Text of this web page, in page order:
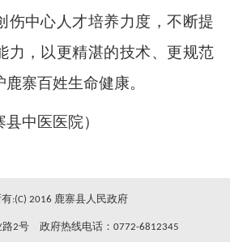
伤中心人才培养力度，不断提
力，以更精湛的技术、更规范
寨百姓生命健康。
县中医医院）
有:(C) 2016 鹿寨县人民政府
路2号 政府热线电话：0772-6812345